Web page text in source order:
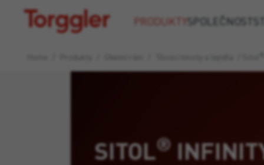
Torggler PRODUKTY SPOLEČNOST
SITOL®